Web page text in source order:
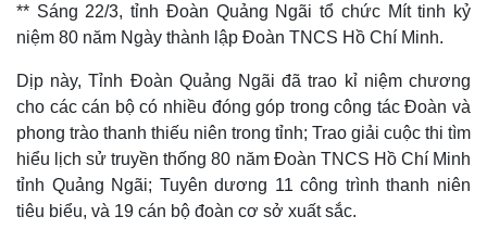
** Sáng 22/3, tỉnh Đoàn Quảng Ngãi tổ chức Mít tinh kỷ
niệm 80 năm Ngày thành lập Đoàn TNCS Hồ Chí Minh.
Dịp này, Tỉnh Đoàn Quảng Ngãi đã trao kỉ niệm chương
cho các cán bộ có nhiều đóng góp trong công tác Đoàn và
phong trào thanh thiếu niên trong tỉnh; Trao giải cuộc thi tìm
hiểu lịch sử truyền thống 80 năm Đoàn TNCS Hồ Chí Minh
tỉnh Quảng Ngãi; Tuyên dương 11 công trình thanh niên
tiêu biểu, và 19 cán bộ đoàn cơ sở xuất sắc.